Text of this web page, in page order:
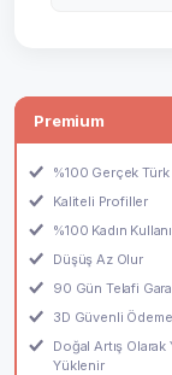
Premium
%100 Gerçek Türk
Kaliteli Profiller
%100 Kadın
Düşüş Az Olur
90 Gün Telafi
3D Güvenli Ödeme
Doğal Artış Olarak
Yüklenir